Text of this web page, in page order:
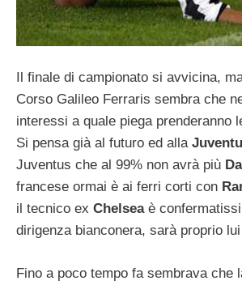
Il finale di campionato si avvicina,
Corso Galileo Ferraris sembra che
interessi a quale piega prenderanno
Si pensa già al futuro ed alla
Juventus che al 99% non avrà più
francese ormai è ai ferri corti con
il tecnico ex Chelsea è
dirigenza bianconera, sarà proprio
Fino a poco tempo fa sembrava che